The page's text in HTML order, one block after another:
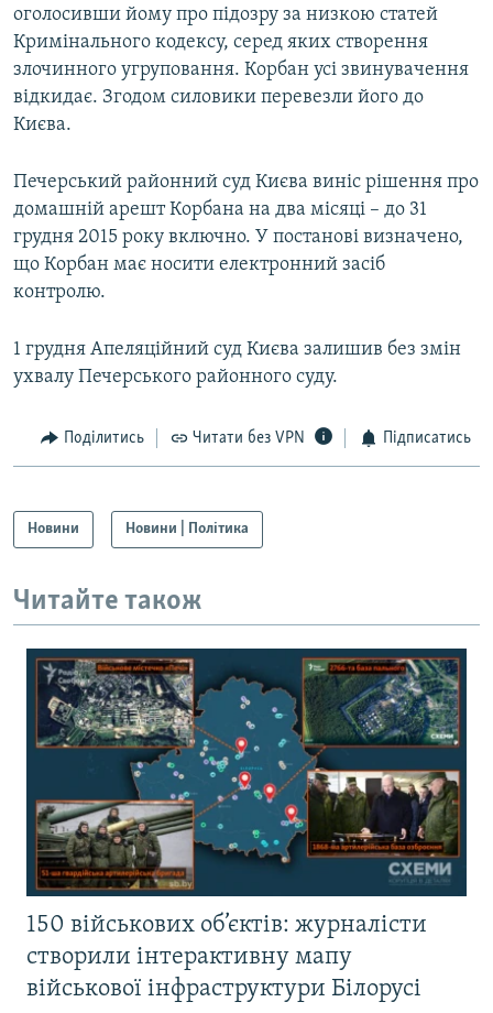
оголосивши йому про підозру за низкою статей
Кримінального кодексу, серед яких створення
злочинного угруповання. Корбан усі звинувачення
відкидає. Згодом силовики перевезли його до
Києва.
Печерський районний суд Києва виніс рішення про
домашній арешт Корбана на два місяці – до 31
грудня 2015 року включно. У постанові визначено,
що Корбан має носити електронний засіб
контролю.
1 грудня Апеляційний суд Києва залишив без змін
ухвалу Печерського районного суду.
Поділитись Читати без VPN Підписатись
Новини Новини | Політика
Читайте також
150 військових об’єктів: журналісти
створили інтерактивну мапу
військової інфраструктури Білорусі